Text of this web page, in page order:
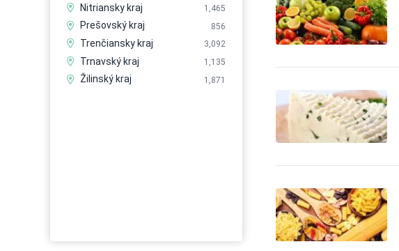
Potravinárstvo - zavádzanie
noriem
Spracovanie mäsa a
mastných výrobkov
2,849
Zdravá výživa 72
Zelenina 2,972
Nitriansky kraj 1,465
Prešovský kraj 856
Trenčiansky kraj 3,092
Trnavský kraj 1,135
Žilinský kraj 1,871